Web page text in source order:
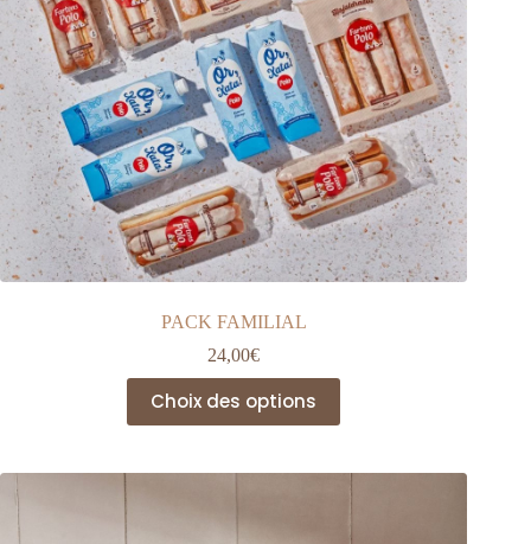
PACK FAMILIAL
24,00€
Choix des options
produit
a
variations.